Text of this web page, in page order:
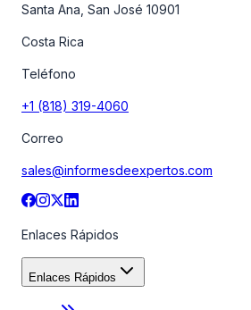
Santa Ana, San José 10901
Costa Rica
Teléfono
+1 (818) 319-4060
Correo
sales@informesdeexpertos.com
Enlaces Rápidos
Enlaces Rápidos